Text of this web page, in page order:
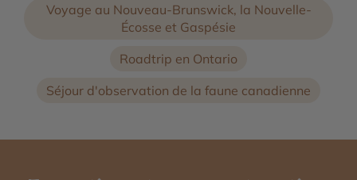
Voyage au Nouveau-Brunswick, la Nouvelle-
Écosse et Gaspésie
Roadtrip en Ontario
Séjour d'observation de la faune canadienne